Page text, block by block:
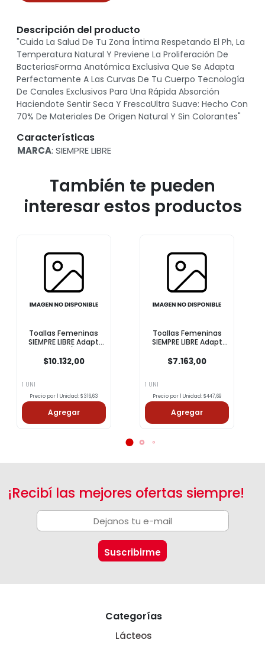
Descripción del producto
"Cuida La Salud De Tu Zona Íntima Respetando El Ph, La
Temperatura Natural Y Previene La Proliferación De
BacteriasForma Anatómica Exclusiva Que Se Adapta
Perfectamente A Las Curvas De Tu Cuerpo Tecnología
De Canales Exclusivos Para Una Rápida Absorción
Haciendote Sentir Seca Y FrescaUltra Suave: Hecho Con
70% De Materiales De Origen Natural Y Sin Colorantes"
Características
MARCA: SIEMPRE LIBRE
También te pueden
interesar estos productos
Toallas Femeninas
SIEMPRE LIBRE Adapt
Un
$10.132,00
1 UNI
Precio por 1 Unidad: $316,63
Agregar
Toallas Femeninas
SIEMPRE LIBRE Adapt
Suave C/ Alas X16 Un
$7.163,00
1 UNI
Precio por 1 Unidad: $447,69
Agregar
¡Recibí las mejores ofertas siempre!
Categorías
Lácteos